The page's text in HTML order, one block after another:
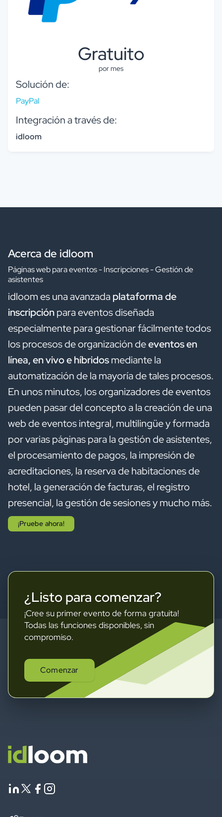
Gratuito
por mes
Solución de:
PayPal
Integración a través de:
idloom
Acerca de idloom
Páginas web para eventos - Inscripciones - Gestión de
asistentes
idloom es una avanzada plataforma de
inscripciónpara eventos diseñada
especialmente para gestionar fácilmente todos
los procesos de organización deeventos en
línea, en vivo e híbridosmediante la
automatización de la mayoría de tales procesos.
En unos minutos, los organizadores de eventos
pueden pasar del concepto a la creación de una
web de eventos integral, multilingüe y formada
por varias páginas para la gestión de asistentes,
el procesamiento de pagos, la impresión de
acreditaciones, la reserva de habitaciones de
hotel, la generación de facturas, el registro
presencial, la gestión de sesiones y mucho más.
¡Pruebe ahora!
¿Listo para comenzar?
¡Cree su primer evento de forma gratuita!
Todas las funciones disponibles, sin
compromiso.
Comenzar